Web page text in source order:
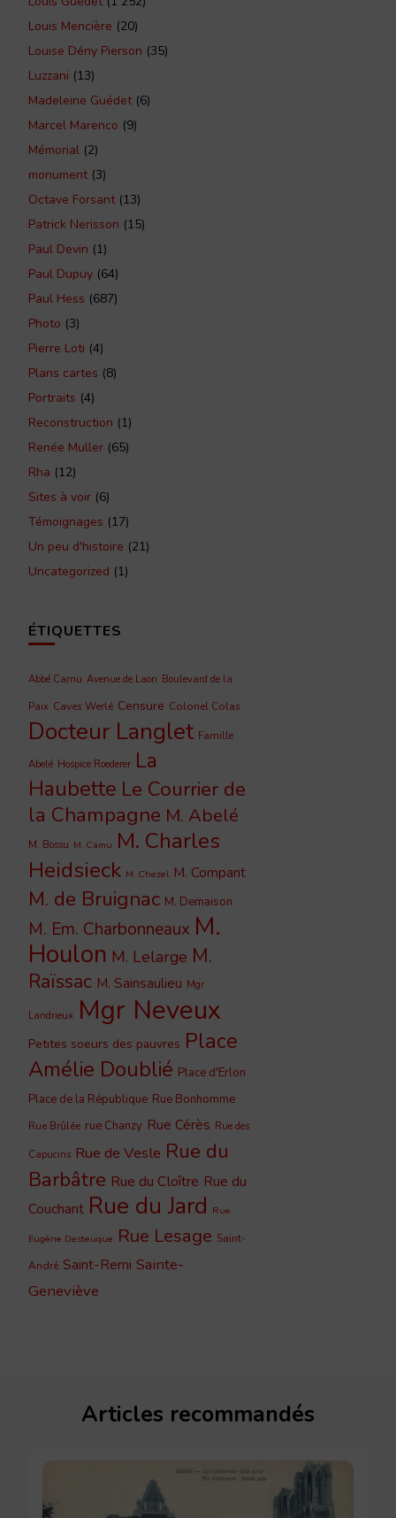
Louis Mencière (20)
Louise Dény Pierson (35)
Luzzani (13)
Madeleine Guédet(6)
Marcel Marenco (9)
Mémorial (2)
monument(3)
Octave Forsant(13)
Patrick Nerisson (15)
Paul Devin (1)
Paul Dupuy (64)
Paul Hess (687)
Photo (3)
Pierre Loti (4)
Plans cartes (8)
Portraits (4)
Reconstruction (1)
Renée Muller (65)
Rha (12)
Sites à voir (6)
Témoignages (17)
Un peu d'histoire (21)
Uncategorized (1)
ÉTIQUETTES
Abbé Camu Avenue de Laon Boulevard de la
Paix Caves Werlé Censure Colonel Colas
Docteur Langlet Famille
Abelé Hospice Roederer La
Haubette Le Courrier de
la Champagne M. Abelé
M. Bossu M. Camu M. Charles
Heidsieck M. Chezel M. Compant
M. de Bruignac M. Demaison
M. Em. Charbonneaux M.
Houlon M. Lelarge M.
Raïssac M. Sainsaulieu Mgr
Landrieux Mgr Neveux
Petites soeurs des pauvres Place
Amélie Doublié Place d'Erlon
Place de la République Rue Bonhomme
Rue Brûlée rue Chanzy Rue Cérès Rue des
Capucins Rue de Vesle Rue du
Barbâtre Rue du Cloître Rue du
Couchant Rue du Jard Rue
Eugène Desteuque Rue Lesage Saint-
André Saint-Remi Sainte-
Geneviève
Articles recommandés